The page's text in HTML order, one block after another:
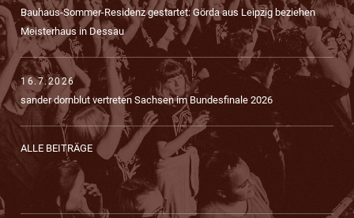
Bauhaus-Sommer-Residenz gestartet: Görda aus Leipzig beziehen
Meisterhaus in Dessau
16.7.2026
sander dornblut vertreten Sachsen im Bundesfinale 2026
ALLE BEITRÄGE